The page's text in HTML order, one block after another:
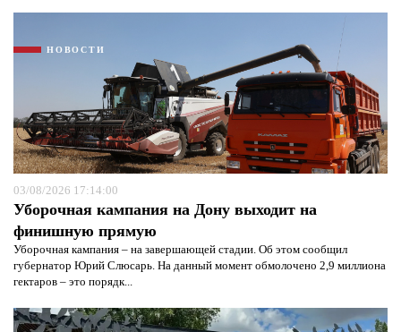
НОВОСТИ
03/08/2026 17:14:00
Уборочная кампания на Дону выходит на
финишную прямую
Уборочная кампания – на завершающей стадии. Об этом сообщил
губернатор Юрий Слюсарь. На данный момент обмолочено 2,9 миллиона
гектаров – это порядк...